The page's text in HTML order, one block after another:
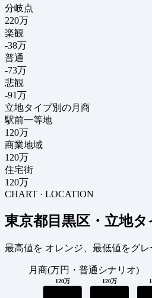
分岐点
220万
楽観
-38万
普通
-73万
悲観
-91万
立地タイプ別の月商
駅前一等地
120万
商業地域
120万
住宅街
120万
CHART · LOCATION
東京都目黒区・立地
最高値を オレンジ 、最低値をグレ
月商(万円・普通シナリオ)
120万 120万